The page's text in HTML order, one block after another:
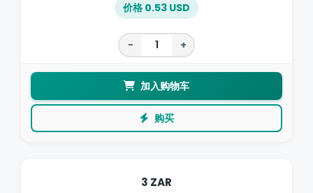
价格 0.53 USD
− +
加入购物车
购买
3 ZAR